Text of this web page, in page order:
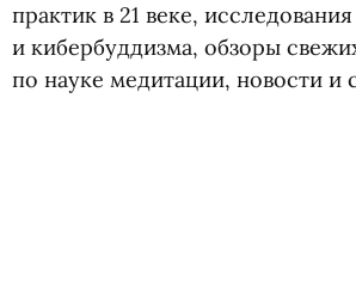
практик в 21 веке,
и кибербуддизма, обзоры
по науке медитации, новости и